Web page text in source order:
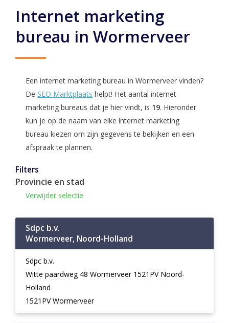
Internet marketing
bureau in Wormerveer
Een internet marketing bureau in Wormerveer vinden?
De SEO Marktplaats helpt! Het aantal internet
marketing bureaus dat je hier vindt, is 19. Hieronder
kun je op de naam van elke internet marketing
bureau kiezen om zijn gegevens te bekijken en een
afspraak te plannen.
Filters
Provincie en stad
Verwijder selectie
Sdpc b.v.
Wormerveer, Noord-Holland
Sdpc b.v.
Witte paardweg 48 Wormerveer 1521PV Noord-
Holland
1521PV Wormerveer